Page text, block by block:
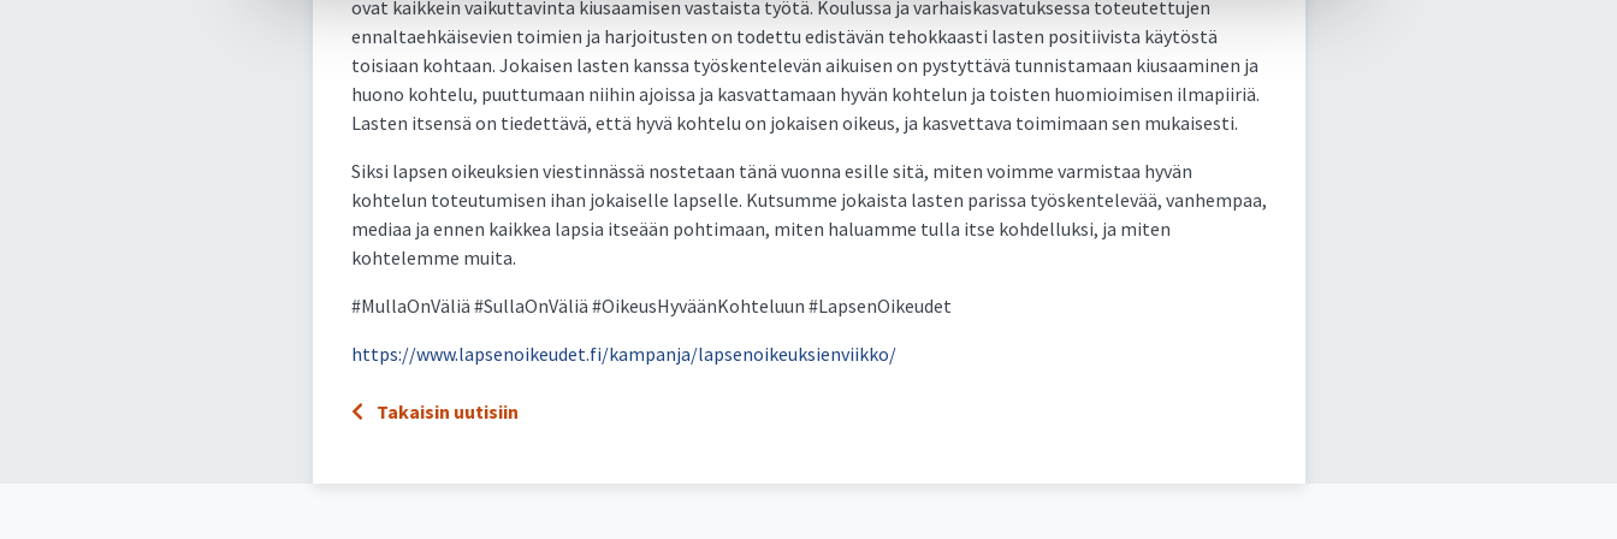
ovat kaikkein vaikuttavinta kiusaamisen vastaista työtä. Koulussa ja varhaiskasvatuksessa toteutettujen
ennaltaehkäisevien toimien ja harjoitusten on todettu edistävän tehokkaasti lasten positiivista käytöstä
toisiaan kohtaan. Jokaisen lasten kanssa työskentelevän aikuisen on pystyttävä tunnistamaan kiusaaminen ja
huono kohtelu, puuttumaan niihin ajoissa ja kasvattamaan hyvän kohtelun ja toisten huomioimisen ilmapiiriä.
Lasten itsensä on tiedettävä, että hyvä kohtelu on jokaisen oikeus, ja kasvettava toimimaan sen mukaisesti.
Siksi lapsen oikeuksien viestinnässä nostetaan tänä vuonna esille sitä, miten voimme varmistaa hyvän
kohtelun toteutumisen ihan jokaiselle lapselle. Kutsumme jokaista lasten parissa työskentelevää, vanhempaa,
mediaa ja ennen kaikkea lapsia itseään pohtimaan, miten haluamme tulla itse kohdelluksi, ja miten
kohtelemme muita.
#MullaOnVäliä #SullaOnVäliä #OikeusHyväänKohteluun #LapsenOikeudet
https://www.lapsenoikeudet.fi/kampanja/lapsenoikeuksienviikko/
Takaisin uutisiin